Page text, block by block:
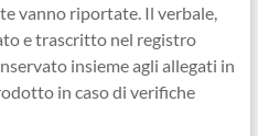
vanno riportate. Il verbale,
e trascritto nel registro
insieme agli allegati in
in caso di verifiche